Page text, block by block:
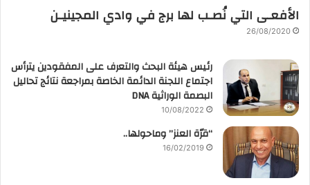
الأفعـى التي نُصـب لها برج في وادي المجينيـن
26/08/2020
رئيس هيئة البحث والتعرف على المفقودين يترأس
اجتماع اللجنة الدائمة الخاصة بمراجعة نتائج تحاليل
البصمة الوراثية DNA
10/08/2022
“قرّة العنز” وماحولها..
16/02/2019